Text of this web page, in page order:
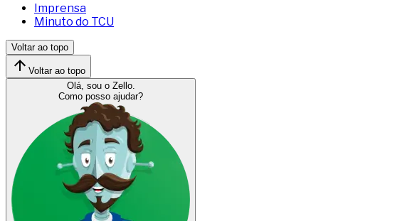
Imprensa
Minuto do TCU
Voltar ao topo
Voltar ao topo
Olá, sou o Zello.
Como posso ajudar?